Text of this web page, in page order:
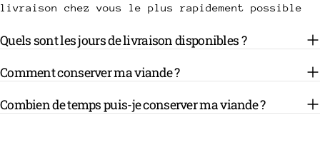
livraison chez vous le plus rapidement possible
Quels sont les jours de livraison disponibles ?
Comment conserver ma viande ?
Combien de temps puis-je conserver ma viande ?